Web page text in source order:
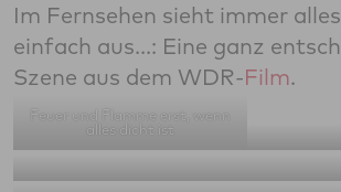
Im Fernsehen sieht immer
einfach aus...: Eine ganz
Szene aus dem WDR-Film.
Feuer und Flamme erst, wenn
alles dicht ist